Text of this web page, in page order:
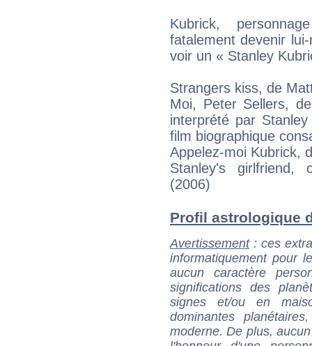
Kubrick,
fatalement devenir
voir un « Stanley
Strangers kiss, de
Moi, Peter Sellers,
interprété par
film biographique
Appelez-moi Kubrick,
Stanley's girlfriend,
(2006)
Profil astrologique
Avertissement: ces
informatiquement pour
aucun caractère
significations des
signes et/ou en
dominantes
moderne. De plus,